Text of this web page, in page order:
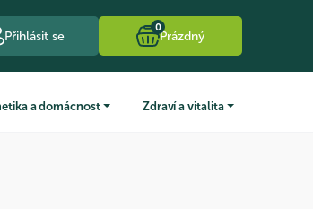
Přihlásit se
0
Prázdný
a domácnost Zdraví a vitalita